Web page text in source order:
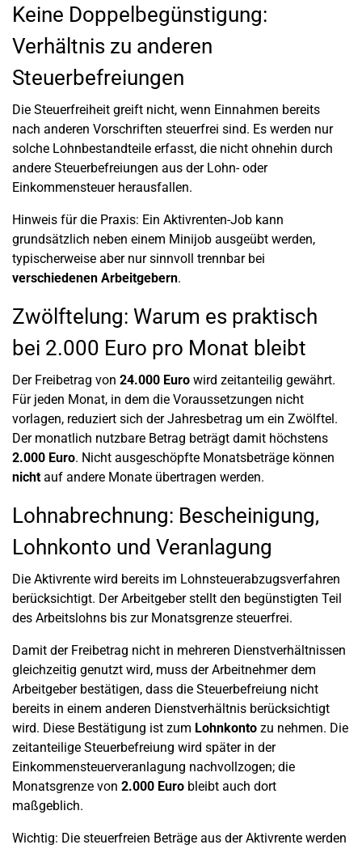
Keine Doppelbegünstigung:
Verhältnis zu anderen
Steuerbefreiungen
Die Steuerfreiheit greift nicht, wenn Einnahmen bereits
nach anderen Vorschriften steuerfrei sind. Es werden nur
solche Lohnbestandteile erfasst, die nicht ohnehin durch
andere Steuerbefreiungen aus der Lohn- oder
Einkommensteuer herausfallen.
Hinweis für die Praxis: Ein Aktivrenten-Job kann
grundsätzlich neben einem Minijob ausgeübt werden,
typischerweise aber nur sinnvoll trennbar bei
verschiedenen Arbeitgebern.
Zwölftelung: Warum es praktisch
bei 2.000 Euro pro Monat bleibt
Der Freibetrag von 24.000 Euro wird zeitanteilig gewährt.
Für jeden Monat, in dem die Voraussetzungen nicht
vorlagen, reduziert sich der Jahresbetrag um ein Zwölftel.
Der monatlich nutzbare Betrag beträgt damit höchstens
2.000 Euro. Nicht ausgeschöpfte Monatsbeträge können
nichtauf andere Monate übertragen werden.
Lohnabrechnung: Bescheinigung,
Lohnkonto und Veranlagung
Die Aktivrente wird bereits im Lohnsteuerabzugsverfahren
berücksichtigt. Der Arbeitgeber stellt den begünstigten Teil
des Arbeitslohns bis zur Monatsgrenze steuerfrei.
Damit der Freibetrag nicht in mehreren Dienstverhältnissen
gleichzeitig genutzt wird, muss der Arbeitnehmer dem
Arbeitgeber bestätigen, dass die Steuerbefreiung nicht
bereits in einem anderen Dienstverhältnis berücksichtigt
wird. Diese Bestätigung ist zum Lohnkonto zu nehmen. Die
zeitanteilige Steuerbefreiung wird später in der
Einkommensteuerveranlagung nachvollzogen; die
Monatsgrenze von 2.000 Euro bleibt auch dort
maßgeblich.
Wichtig: Die steuerfreien Beträge aus der Aktivrente werden